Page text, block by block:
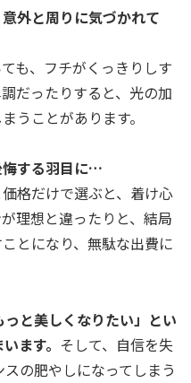
外と周りに気づかれて
も、フチがくっきりしす
だったりすると、光の加
うことがあります。
悔する羽目に…
格だけで選ぶと、着け心
理想と違ったりと、結局
とになり、無駄な出費に
っと美しくなりたい」とい
ます。 そして、自信を失
の肥やしになってしまう